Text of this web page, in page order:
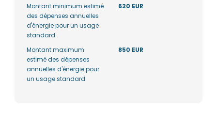
Montant minimum estimé
des dépenses annuelles
d'énergie pour un usage
standard
620 EUR
Montant maximum
estimé des dépenses
annuelles d'énergie pour
un usage standard
850 EUR